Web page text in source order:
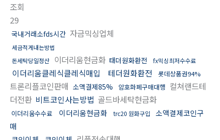
조회
29
국내거래소fds시간 자금믹싱업체
세금적게내는방법
돈세탁당일정산
이더리움현금화 태더원화환전 fx믹싱최저수수료
이더리움클레식클레식매입 테더원화환전 롯데상품권94%
트론리플코인판매 소액결제85% 암호화폐구매대행 컬쳐랜드테
더전환 비트코인사는방법 골드바세탁현금화
이더리움수수료 이더리움현금화 trc20 원화구입
소액결제코인구
매